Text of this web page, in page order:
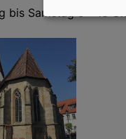
bis Samstag 9 - 18